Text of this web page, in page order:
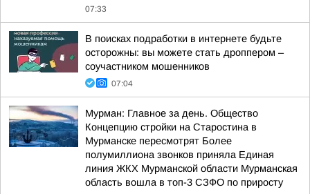
07:33
В поисках подработки в интернете будьте
осторожны: вы можете стать дроппером –
соучастником мошенников
07:04
Мурман: Главное за день. Общество
Концепцию стройки на Старостина в
Мурманске пересмотрят Более
полумиллиона звонков приняла Единая
линия ЖКХ Мурманской области Мурманская
область вошла в топ-3 СЗФО по приросту